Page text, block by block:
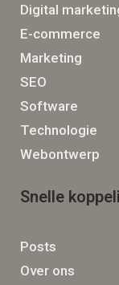
Digital
E-commerce
Marketing
SEO
Software
Technologie
Webontwerp
Snelle
Posts
Over ons